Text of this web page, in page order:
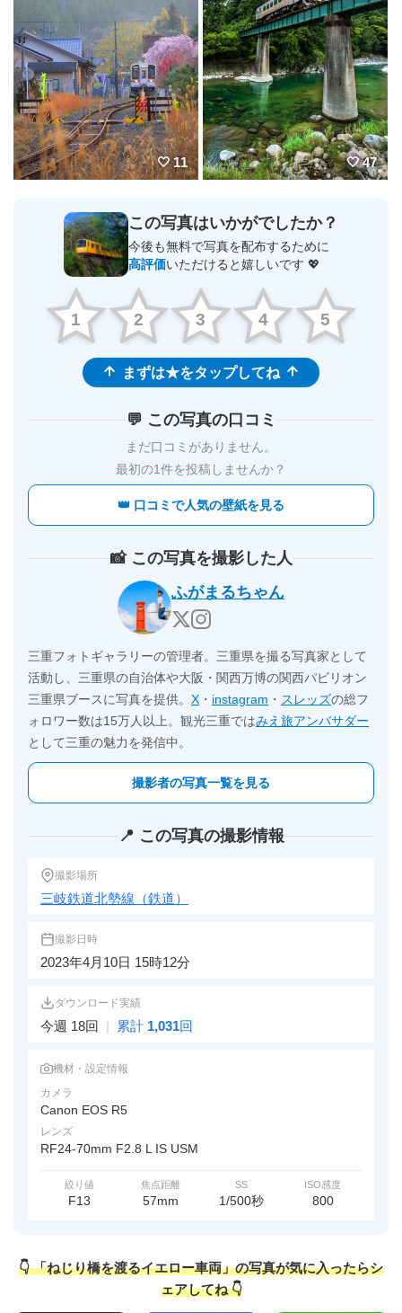
11 47
この写真はいかがでしたか？
今後も無料で写真を配布するために
高評価いただけると嬉しいです 💖
1 2 3 4 5
まずは★をタップしてね
💬 この写真の口コミ
まだ口コミがありません。
最初の1件を投稿しませんか？
👑 口コミで人気の壁紙を見る
📸 この写真を撮影した人
ふがまるちゃん
三重フォトギャラリーの管理者。三重県を撮る写真家として
活動し、三重県の自治体や大阪・関西万博の関西パビリオン
三重県ブースに写真を提供。 X ・ instagram ・ スレッズの総フ
ォロワー数は15万人以上。観光三重ではみえ旅アンバサダー
として三重の魅力を発信中。
撮影者の写真一覧を見る
📍 この写真の撮影情報
撮影場所
三岐鉄道北勢線（鉄道）
撮影日時
2023年4月10日 15時12分
ダウンロード実績
今週 18回 | 累計 1,031回
機材・設定情報
カメラ
Canon EOS R5
レンズ
RF24-70mm F2.8 L IS USM
絞り値
F13
焦点距離
57mm
SS
1/500秒
ISO感度
800
👇 「ねじり橋を渡るイエロー車両」の写真が気に入ったらシ
ェアしてね 👇